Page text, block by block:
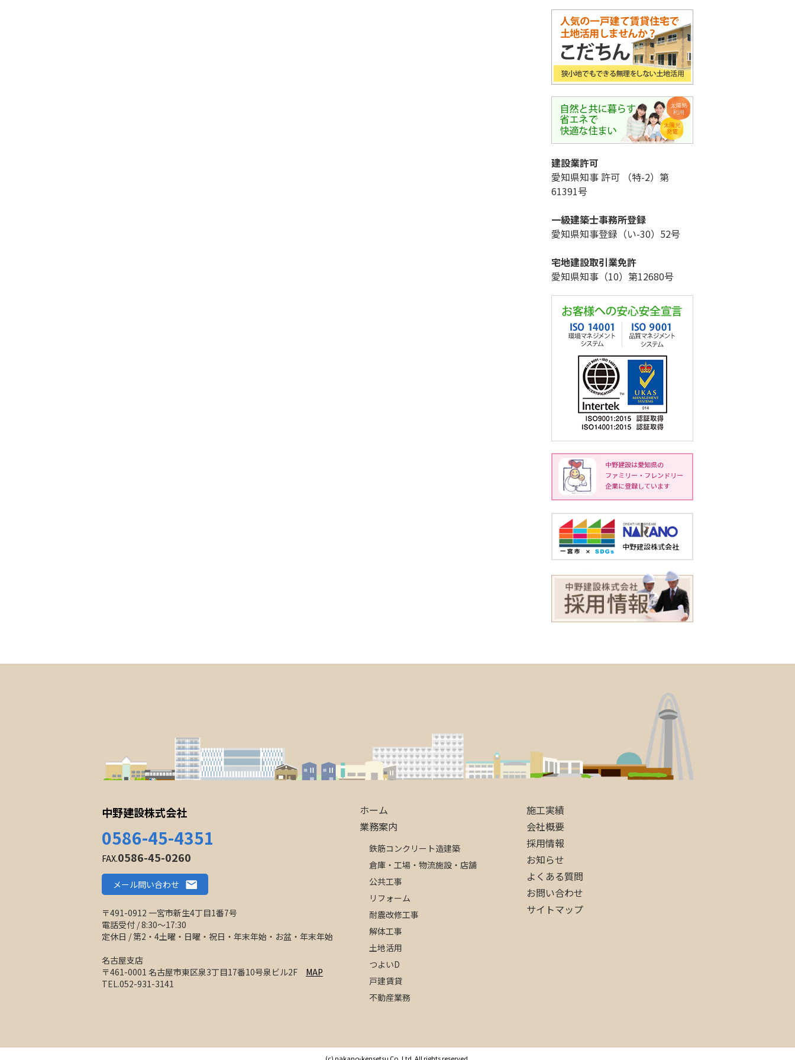
建設業許可
愛知県知事 許可 （特-2）第
61391号
一級建築士事務所登録
愛知県知事登録（い-30）52号
宅地建設取引業免許
愛知県知事（10）第12680号
中野建設株式会社
0586-45-4351
FAX.0586-45-0260
メール問い合わせ
〒491-0912 一宮市新生4丁目1番7号
電話受付 / 8:30〜17:30
定休日 / 第2・4土曜・日曜・祝日・年末年始・お盆・年末年始
名古屋支店
〒461-0001 名古屋市東区泉3丁目17番10号泉ビル2F MAP
TEL.052-931-3141
ホーム
業務案内
鉄筋コンクリート造建築
倉庫・工場・物流施設・店舗
公共工事
リフォーム
耐震改修工事
解体工事
土地活用
つよいD
戸建賃貸
不動産業務
施工実績
会社概要
採用情報
お知らせ
よくある質問
お問い合わせ
サイトマップ